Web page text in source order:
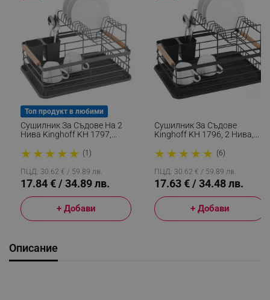
Топ продукт в любими
Сушилник За Съдове На 2
Нива Kinghoff KH 1797,
★ ★ ★ ★ ★ (1)
ПЦД: 30.62 € / 59.89 лв.
17.84 € / 34.89 лв.
+ Добави
Сушилник За Съдове
Kinghoff KH 1796, 2 Нива,
Черен
★ ★ ★ ★ ★ (6)
ПЦД: 30.62 € / 59.89 лв.
17.63 € / 34.48 лв.
+ Добави
Описание